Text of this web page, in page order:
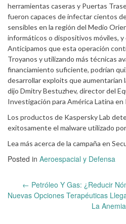
herramientas caseras y Puertas
fueron capaces de infectar cientos
sensibles en la región del Medio
informáticos o dispositivos móviles,
Anticipamos que esta operación
Troyanos y utilizando más técnicas
financiamiento suficiente, podrían
desarrollar exploits que aumentarían
dijo Dmitry Bestuzhev, director del
Investigación para América Latina en
Los productos de Kaspersky Lab
exitosamente el malware utilizado
Lea más acerca de la campaña en
Posted in Aeroespacial y Defensa
Post
navigation
← Petróleo Y Gas: ¿Reducir
Nuevas Opciones Terapéuticas
La Anemia